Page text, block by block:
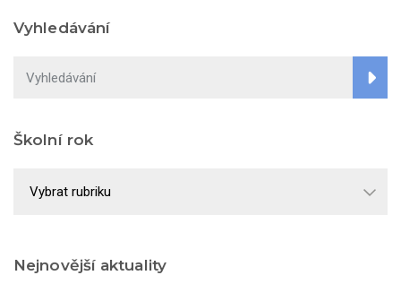
Vyhledávání
Školní rok
rok
Nejnovější aktuality